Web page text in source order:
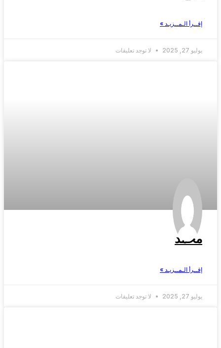
إقــرأ الـمــزيـد »
يوليو 27, 2025 لا توجد تعليقات
محمد
إقــرأ الـمــزيـد »
يوليو 27, 2025 لا توجد تعليقات